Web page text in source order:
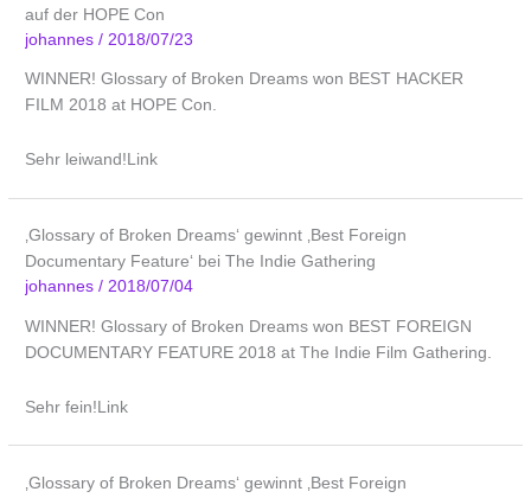
auf der HOPE Con
johannes/ 2018/07/23
WINNER! Glossary of Broken Dreams won BEST HACKER
FILM 2018 at HOPE Con.
Sehr leiwand!Link
‚Glossary of Broken Dreams‘ gewinnt ‚Best Foreign
Documentary Feature‘ bei The Indie Gathering
johannes/2018/07/04
WINNER! Glossary of Broken Dreams won BEST FOREIGN
DOCUMENTARY FEATURE 2018 at The Indie Film Gathering.
Sehr fein!Link
‚Glossary of Broken Dreams‘ gewinnt ‚Best Foreign